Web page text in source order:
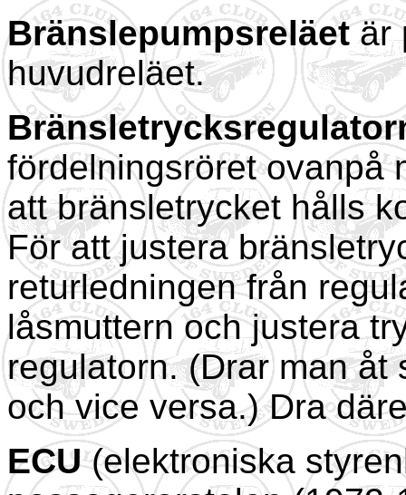
Bränslepumpsreläetär
huvudreläet.
fördelningsröret ovanpå
att bränsletrycket hålls
För att justera
returledningen från
låsmuttern och justera
regulatorn. (Drar man
och vice versa.) Dra
ECU(elektroniska